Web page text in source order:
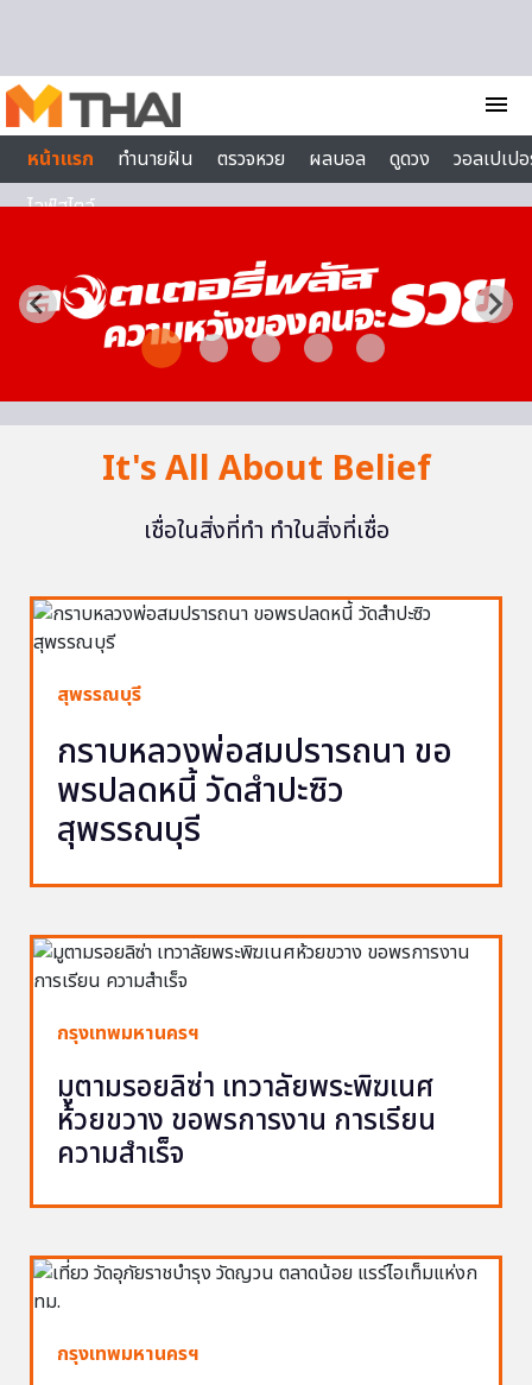
menu
หน้าแรก
ทำนายฝัน ตรวจหวย ผลบอล ดูดวง
วอลเปเป
ไลฟ์สไตล์
It's All About Belief
เชื่อในสิ่งที่ทำ ทำในสิ่งที่เชื่อ
สุพรรณบุรี
กราบหลวงพ่อสมปรารถนา ขอ
พรปลดหนี้ วัดสำปะซิว
สุพรรณบุรี
กรุงเทพมหานครฯ
มูตามรอยลิซ่า เทวาลัยพระพิฆเนศ
ห้วยขวาง ขอพรการงาน การเรียน
ความสำเร็จ
กรุงเทพมหานครฯ